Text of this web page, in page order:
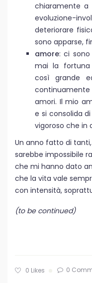
chiaramente
evoluzione-
deteriorare
sono apparse,
amore: ci
mai la fortuna
così grande
amori. Il mio
e si consolida
vigoroso che in
Un anno fatto di
sarebbe impossibile
che mi hanno dato
che la vita vale
con intensità,
(to be continued)
0 Likes 0